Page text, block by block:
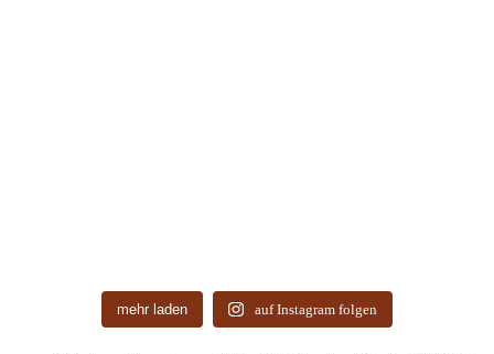
mehr laden auf Instagram folgen